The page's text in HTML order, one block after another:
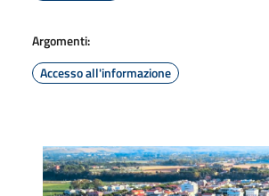
Argomenti:
Accesso all'informazione